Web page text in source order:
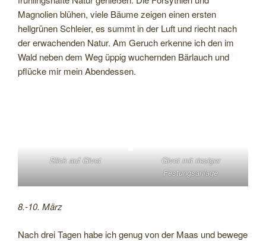
Magnolien blühen, viele Bäume zeigen einen ersten
hellgrünen Schleier, es summt in der Luft und riecht nach
der erwachenden Natur. Am Geruch erkenne ich den im
Wald neben dem Weg üppig wuchernden Bärlauch und
pflücke mir mein Abendessen.
Blick auf Givet
Givet mit riesiger
Festungsanlage
8.-10. März
Nach drei Tagen habe ich genug von der Maas und bewege